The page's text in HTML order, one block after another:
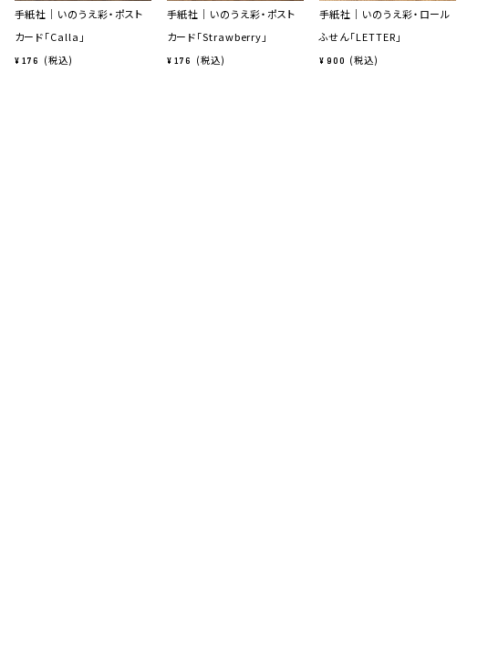
手紙社｜いのうえ彩・ポスト
カード「Calla」
¥ 176 税込
手紙社｜いのうえ彩・ポスト
カード「Strawberry」
¥ 176 税込
手紙社｜いのうえ彩・ロール
ふせん「LETTER」
¥ 900 税込